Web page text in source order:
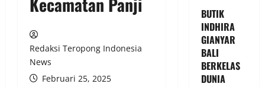
Redaksi Teropong Indonesia
News
Februari 25, 2025
BUTIK
INDHIRA
GIANYAR
BALI
BERKELAS
DUNIA